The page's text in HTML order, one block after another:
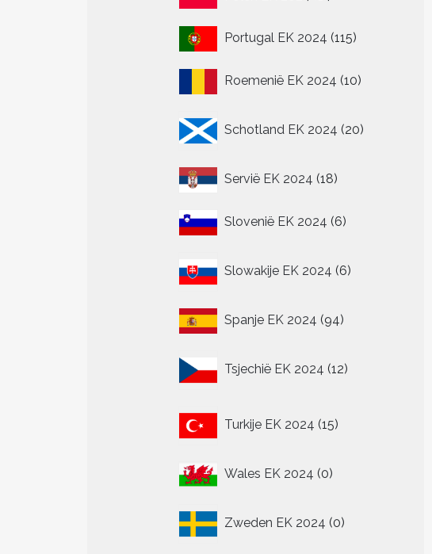
Portugal EK 2024 115115
Roemenië EK 2024 1010
Schotland EK 2024 20
producten
Servië EK 2024 1818
Slovenië EK 2024 66
Slowakije EK 2024 6
producten
Spanje EK 2024 9494
Tsjechië EK 2024 12
producten
Turkije EK 2024 15
producten
Wales EK 2024 00
Zweden EK 2024 0
producten